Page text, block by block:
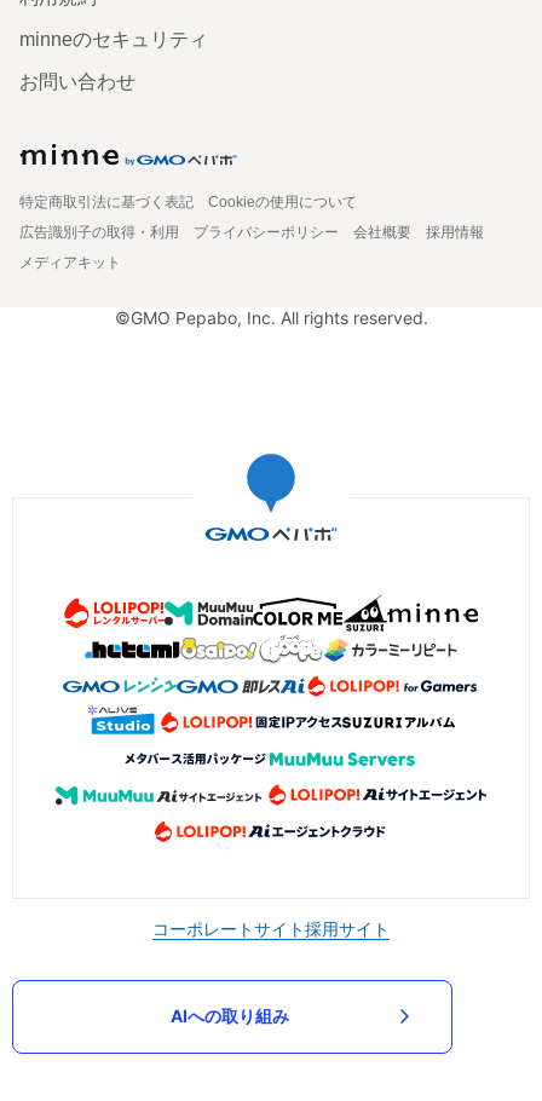
minneのセキュリティ
お問い合わせ
特定商取引法に基づく表記
Cookieの使用について
広告識別子の取得・利用
プライバシーポリシー 会社概要
採用情報
メディアキット
©GMO Pepabo, Inc. All rights reserved.
コーポレートサイト採用サイト
AIへの取り組み